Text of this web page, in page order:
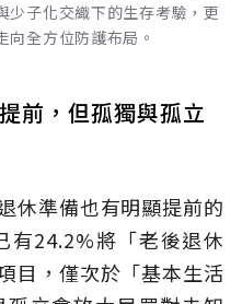
少子化交織下的生存考驗，更
向全方位防護布局。
前，但孤獨與孤立
休準備也有明顯提前的
有24.2%將「老後退休
目，僅次於「基本生活